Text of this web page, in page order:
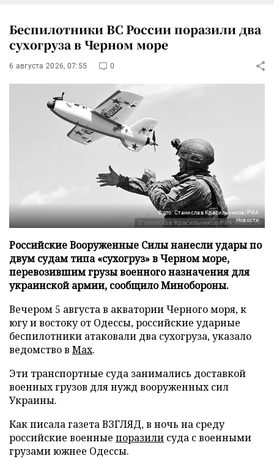
Беспилотники ВС России поразили два
сухогруза в Черном море
6 августа 2026, 07:55 0
Фото: Станислав Красильников/РИА
Новости
Российские Вооруженные Силы нанесли удары по
двум судам типа «сухогруз» в Черном море,
перевозившим грузы военного назначения для
украинской армии, сообщило Минобороны.
Вечером 5 августа в акватории Черного моря, к
югу и востоку от Одессы, российские ударные
беспилотники атаковали два сухогруза, указало
ведомство в Max.
Эти транспортные суда занимались доставкой
военных грузов для нужд вооруженных сил
Украины.
Как писала газета ВЗГЛЯД, в ночь на среду
российские военные поразили суда с военными
грузами южнее Одессы.